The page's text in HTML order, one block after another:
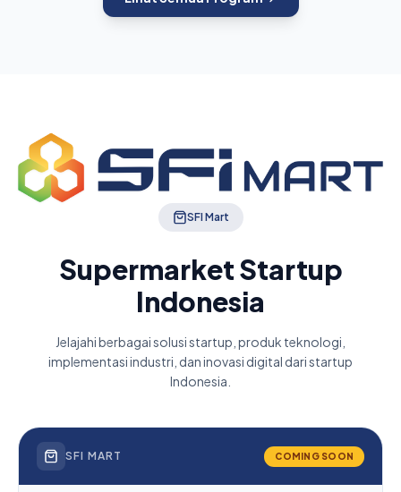
SFI Mart
Supermarket Startup
Indonesia
Jelajahi berbagai solusi startup, produk teknologi,
implementasi industri, dan inovasi digital dari startup
Indonesia.
SFI MART COMING SOON